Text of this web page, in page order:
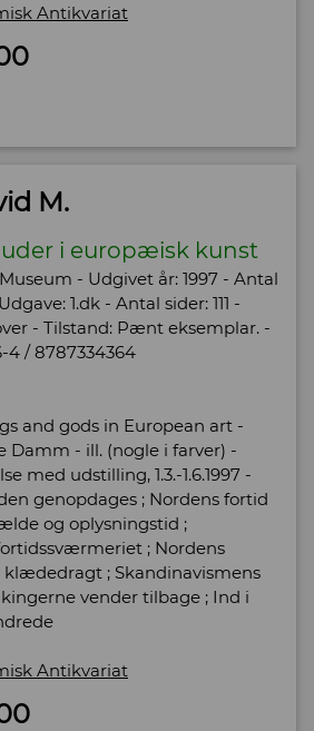
Antikvariat
M.
i europæisk kunst
- Udgivet år: 1997 - Antal
1.dk - Antal sider: 111 -
- Tilstand: Pænt eksemplar. -
4 / 8787334364
and gods in European art -
Damm - ill. (nogle i farver) -
med udstilling, 1.3.-1.6.1997 -
genopdages ; Nordens fortid
og oplysningstid ;
; Nordens
klædedragt ; Skandinavismens
vender tilbage ; Ind i
Antikvariat